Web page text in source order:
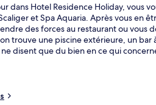
dans Hotel Residence Holiday, vous
et Spa Aquaria. Après vous en
des forces au restaurant ou vous
trouve une piscine extérieure, un bar
disent que du bien en ce qui